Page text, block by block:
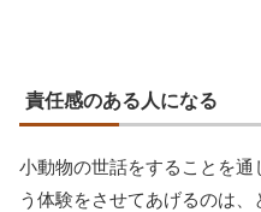
責任感のある人になる
小動物の世話をすることを
う体験をさせてあげるのは